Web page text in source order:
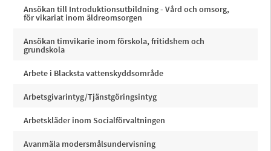
Ansökan till Introduktionsutbildning - Vård och omsorg,
för vikariat inom äldreomsorgen
Ansökan timvikarie inom förskola, fritidshem och
grundskola
Arbete i Blacksta vattenskyddsområde
Arbetsgivarintyg/Tjänstgöringsintyg
Arbetskläder inom Socialförvaltningen
Avanmäla modersmålsundervisning